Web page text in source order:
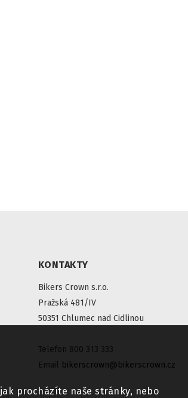
procházíte naše stránky, nebo
KONTAKTY
Bikers Crown s.r.o.
Pražská 481/IV
50351 Chlumec nad Cidlinou
Telefon 800 313 333
Email bikerscrown@bikerscrown.cz